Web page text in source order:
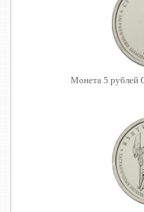
Монета 5 рублей